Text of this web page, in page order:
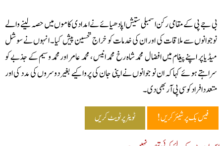
جے پی کے مقامی رکن اسمبلی ستیش اپادھیائے نے امدادی کاموں میں حصہ لینے والے
سے ملاقات کی اور ان کی خدمات کو خراج تحسین پیش کیا۔ انہوں نے سوشل
پر اپنے پیغام میں افضال محمد شاہ رخ محمد انیس ، محمد عامر اورمحمد وسیم کے جذبے کو
ہوئے کہا کہ ان نو جوانوں نے اپنی جان کی پروا کیے بغیر دوسروں کی مدد کی اور
افراد کوسی پی آر بھی دی۔
فیس بک پر شیئر کریں! ٹویٹر پر ٹویٹ کریں